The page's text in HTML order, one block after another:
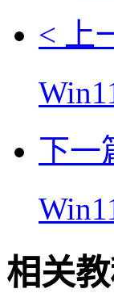
< 上
下一
相关